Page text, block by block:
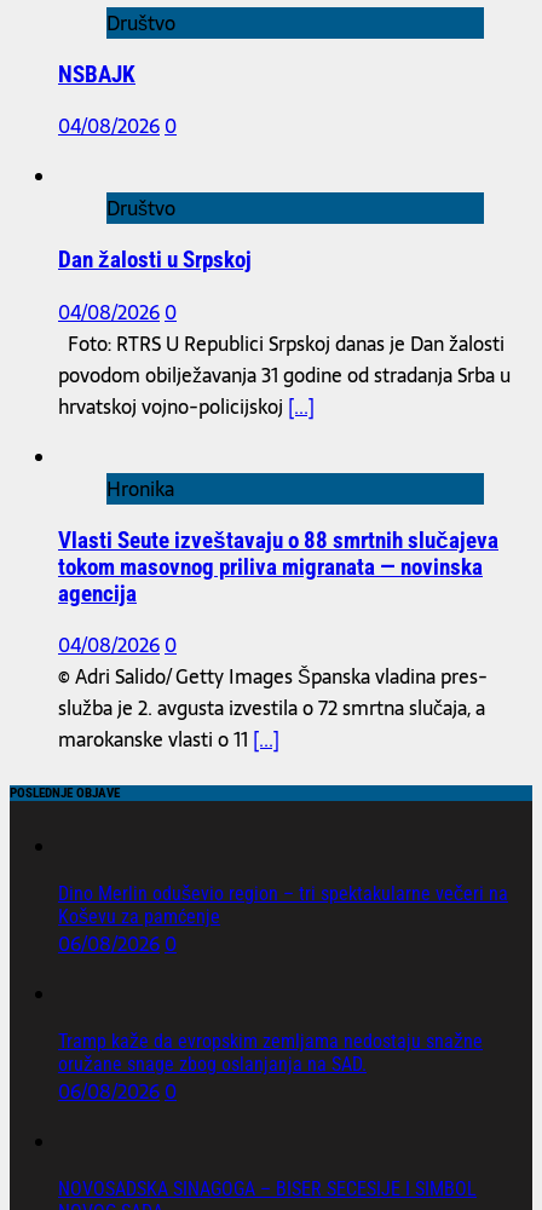
Društvo
NSBAJK
04/08/20260
Društvo
Dan žalosti u Srpskoj
04/08/20260
Foto: RTRS U Republici Srpskoj danas je Dan žalosti
povodom obilježavanja 31 godine od stradanja Srba u
hrvatskoj vojno-policijskoj [...]
Hronika
Vlasti Seute izveštavaju o 88 smrtnih slučajeva
tokom masovnog priliva migranata — novinska
agencija
04/08/20260
© Adri Salido/ Getty Images Španska vladina pres-
služba je 2. avgusta izvestila o 72 smrtna slučaja, a
marokanske vlasti o 11 [...]
POSLEDNJE OBJAVE
Dino Merlin oduševio region – tri spektakularne večeri na
Koševu za pamćenje
06/08/20260
Tramp kaže da evropskim zemljama nedostaju snažne
oružane snage zbog oslanjanja na SAD.
06/08/20260
NOVOSADSKA SINAGOGA – BISER SECESIJE I SIMBOL